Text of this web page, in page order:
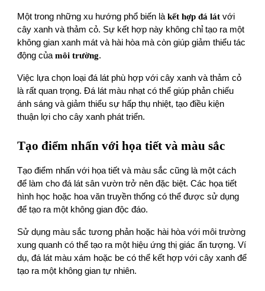
Một trong những xu hướng phổ biến làkết hợp đá lát với
cây xanh và thảm cỏ. Sự kết hợp này không chỉ tạo ra một
không gian xanh mát và hài hòa mà còn giúp giảm thiểu tác
động củamôi trường.
Việc lựa chọn loại đá lát phù hợp với cây xanh và thảm cỏ
là rất quan trọng. Đá lát màu nhạt có thể giúp phản chiếu
ánh sáng và giảm thiểu sự hấp thụ nhiệt, tạo điều kiện
thuận lợi cho cây xanh phát triển.
Tạo điểm nhấn với họa tiết và màu sắc
Tạo điểm nhấn với họa tiết và màu sắc cũng là một cách
để làm cho đá lát sân vườn trở nên đặc biệt. Các họa tiết
hình học hoặc hoa văn truyền thống có thể được sử dụng
để tạo ra một không gian độc đáo.
Sử dụng màu sắc tương phản hoặc hài hòa với môi trường
xung quanh có thể tạo ra một hiệu ứng thị giác ấn tượng. Ví
dụ, đá lát màu xám hoặc be có thể kết hợp với cây xanh để
tạo ra một không gian tự nhiên.